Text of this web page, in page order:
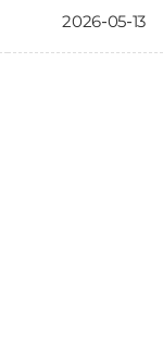
2026-05-13